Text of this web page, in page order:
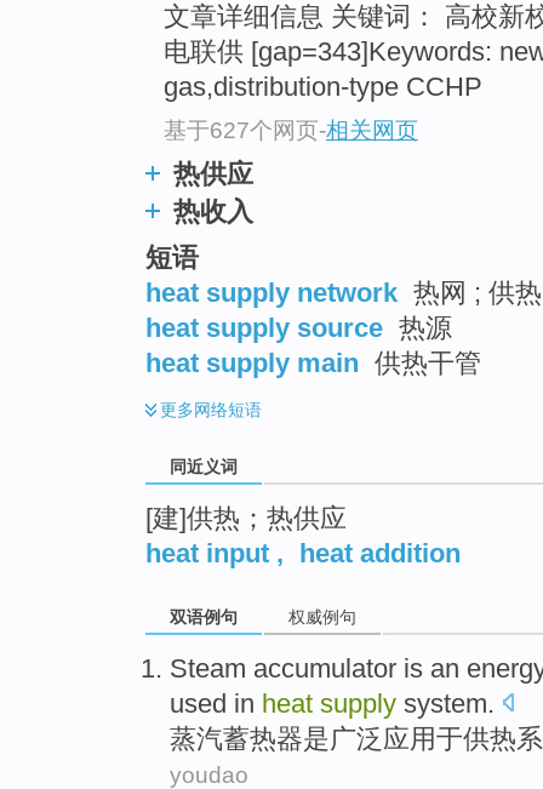
文章详细信息 关键词： 高校新
电联供 [gap=343]Keywords:
gas,distribution-type CCHP
基于627个网页-相关网页
热供应
热收入
短语
heat supply network 热网 ; 供
heat supply source 热源
heat supply main 供热干管
更多网络短语
同近义词
[建]供热；热供应
heat input , heat addition
双语例句 权威例句
Steam accumulator is an
used in heat supply system.
蒸汽蓄热器是广泛应用于供热
youdao